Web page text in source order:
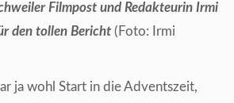
Filmpost und Redakteurin Irmi
den tollen Bericht (Foto: Irmi
ja wohl Start in die Adventszeit,